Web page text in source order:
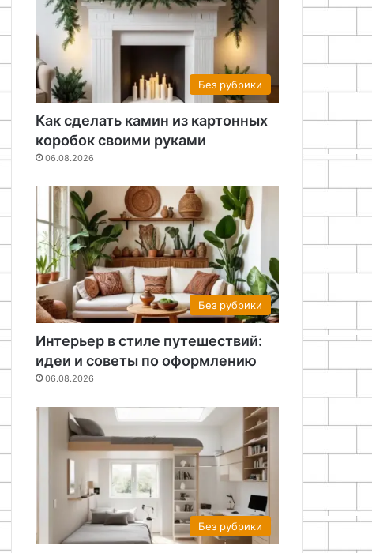
Без рубрики
Как сделать камин из картонных
коробок своими руками
06.08.2026
Без рубрики
Интерьер в стиле путешествий:
идеи и советы по оформлению
06.08.2026
Без рубрики